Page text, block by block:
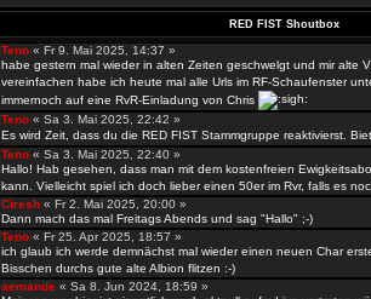
RED FIST Shoutbox
Teno « Fr 9. Mai 2025, 14:37 »
habe gestern mal wieder in alten Zeiten geschwelgt und mir alte
vereinfachen habe ich heute mal alle Urls im RF-Schaufenster
immernoch auf eine RvR-Einladung von Chris
Teno « Sa 3. Mai 2025, 22:42 »
Es wird Zeit, dass du die RED FIST Stammgruppe reaktivierst.
Teno « Sa 3. Mai 2025, 22:40 »
Hallo! Hab gesehen, dass man mit dem kostenfreien
kann. Vielleicht spiel ich doch lieber einen 50er im Rvr, falls es
Ciresh « Fr 2. Mai 2025, 20:00 »
Dann mach das mal Freitags Abends und sag "Hallo" ;-)
Teno « Fr 25. Apr 2025, 18:57 »
ich glaub ich werde demnächst mal wieder einen neuen Char
Bisschen durchs gute alte Albion flitzen :-)
aemande « Sa 8. Jun 2024, 18:59 »